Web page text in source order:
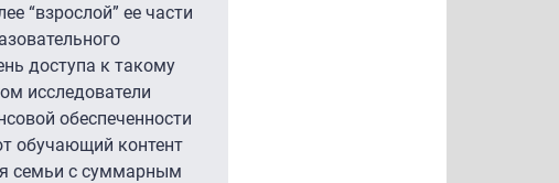
“взрослой” ее части
доступа к такому
исследователи
обеспеченности
обучающий контент
семьи с суммарным